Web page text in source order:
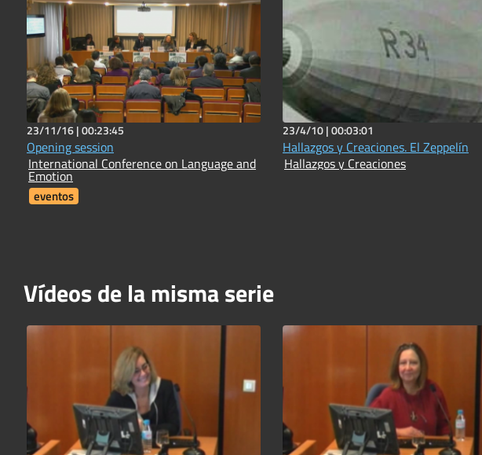
23/11/16 |00:23:45
Opening session
International Conference on Language and
Emotion
eventos
23/4/10 |00:03:01
Hallazgos y Creaciones. El Zeppelín
Hallazgos y Creaciones
Vídeos de la misma serie